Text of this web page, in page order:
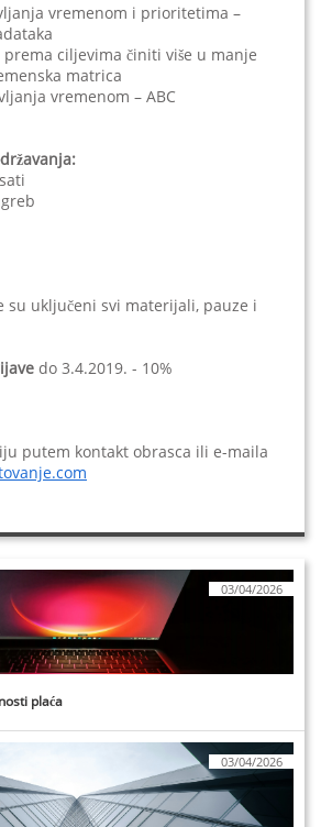
vremenom i prioritetima –
ciljevima činiti više u manje
matrica
vremenom – ABC
su uključeni svi materijali, pauze i
do 3.4.2019. - 10%
putem kontakt obrasca ili e-maila
plaća
03/04/2026
03/04/2026